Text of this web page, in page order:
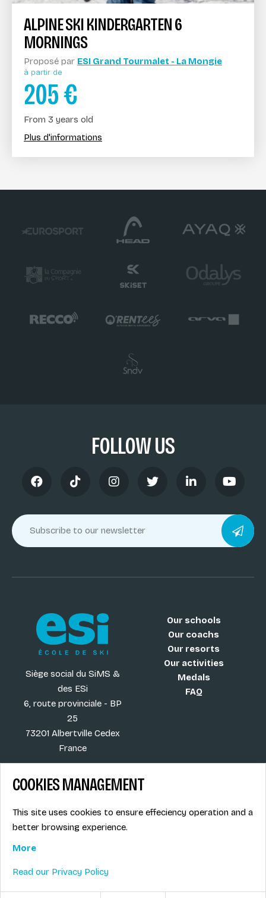
ALPINE SKI KINDERGARTEN 6
MORNINGS
Proposé par ESI Grand Tourmalet - La Mongie
à partir de
205€
From 3 years old
Plus d'informations
FOLLOW US
Siège social du SiMS &
des ESi
6, route provinciale - BP
25
73201 Albertville Cedex
France
Our schools
Our coachs
Our resorts
Our activities
Medals
FAQ
More
Job offers
Ski instructors union
Legal info
COOKIES MANAGEMENT
This site uses cookies to ensure effeciency operation and a
better browsing experience.
More
Read our Privacy Policy